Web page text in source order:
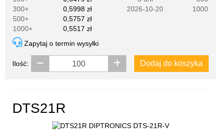
300+
0,5998 zł
500+
0,5757 zł
1000+
0,5517 zł
2026-10-20
1000
Zapytaj o termin wysyłki
Ilość: Dodaj do koszyka
DTS21R